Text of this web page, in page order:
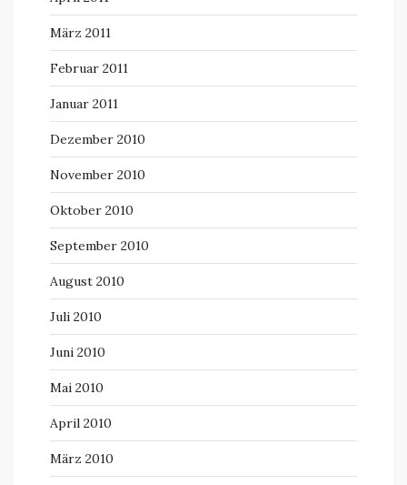
März 2011
Februar 2011
Januar 2011
Dezember 2010
November 2010
Oktober 2010
September 2010
August 2010
Juli 2010
Juni 2010
Mai 2010
April 2010
März 2010